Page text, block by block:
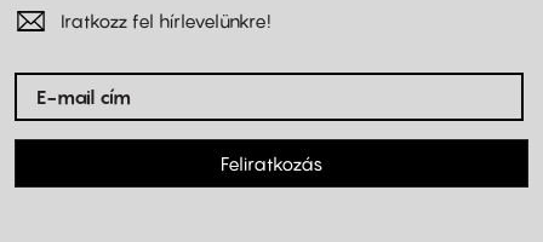
Iratkozz fel hírlevelünkre!
Feliratkozás